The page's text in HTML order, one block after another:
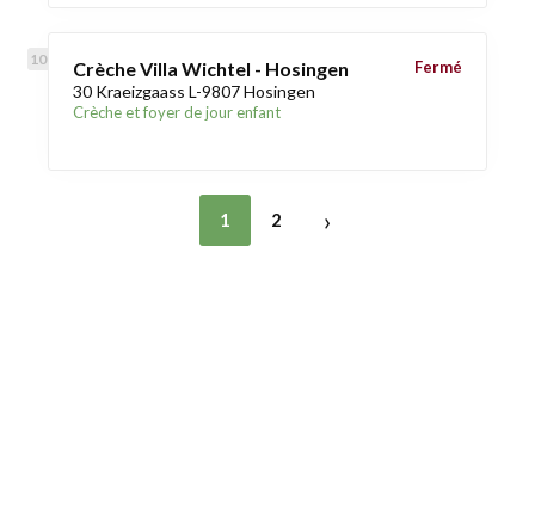
Crèche Villa Wichtel - Hosingen
30 Kraeizgaass L-9807 Hosingen
Crèche et foyer de jour enfant
Fermé
1 2 ›